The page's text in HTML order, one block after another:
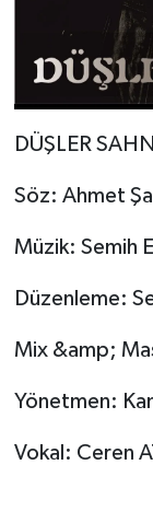
DÜŞLER
Söz: Ahmet
Müzik: Semih
Düzenleme:
Mix &amp;
Yönetmen:
Vokal: Ceren